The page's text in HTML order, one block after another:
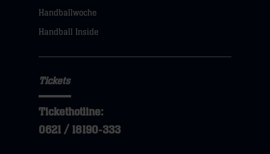
klicken
Handballwoche
Handball Inside
Tickets
Tickethotline:
0621 / 18190-333